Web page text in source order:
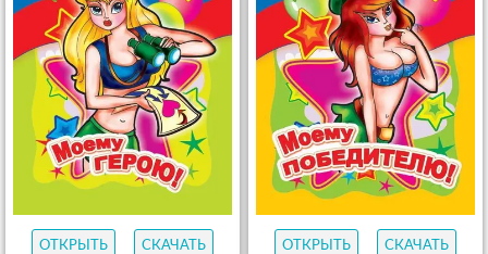
ОТКРЫТЬ СКАЧАТЬ ОТКРЫТЬ СКАЧАТЬ